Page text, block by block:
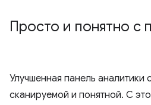
Просто и понятно с
Улучшенная панель аналитики
сканируемой и понятной. С